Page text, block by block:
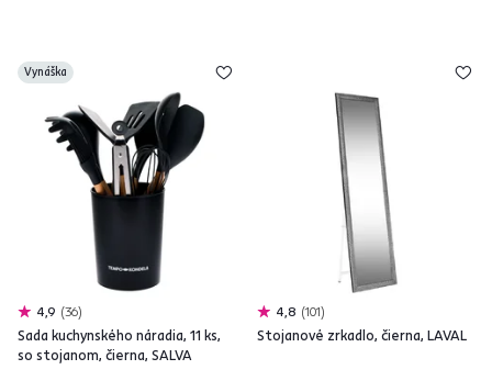
Vynáška
4,9 36
Sada kuchynského náradia, 11 ks,
so stojanom, čierna, SALVA
4,8 101
Stojanové zrkadlo, čierna, LAVAL